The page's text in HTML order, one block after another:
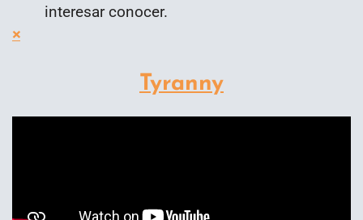
interesar conocer.
×
Tyranny